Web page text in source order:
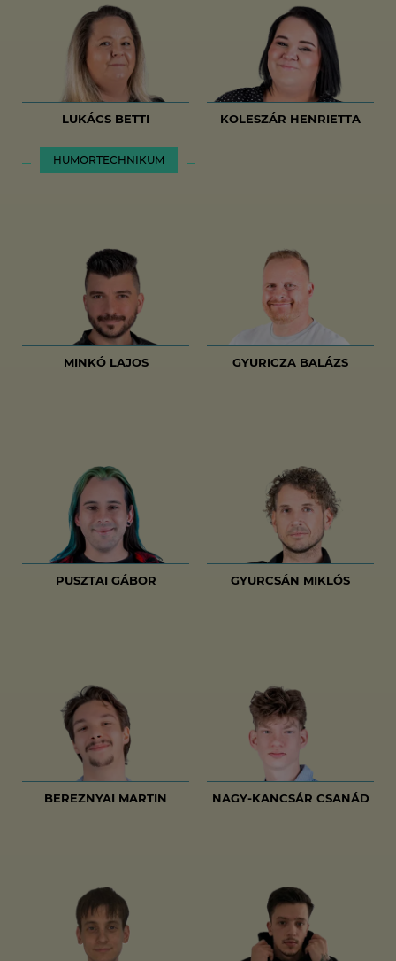
LUKÁCS BETTI KOLESZÁR HENRIETTA
HUMORTECHNIKUM
MINKÓ LAJOS GYURICZA BALÁZS
PUSZTAI GÁBOR GYURCSÁN MIKLÓS
BEREZNYAI MARTIN NAGY-KANCSÁR CSANÁD